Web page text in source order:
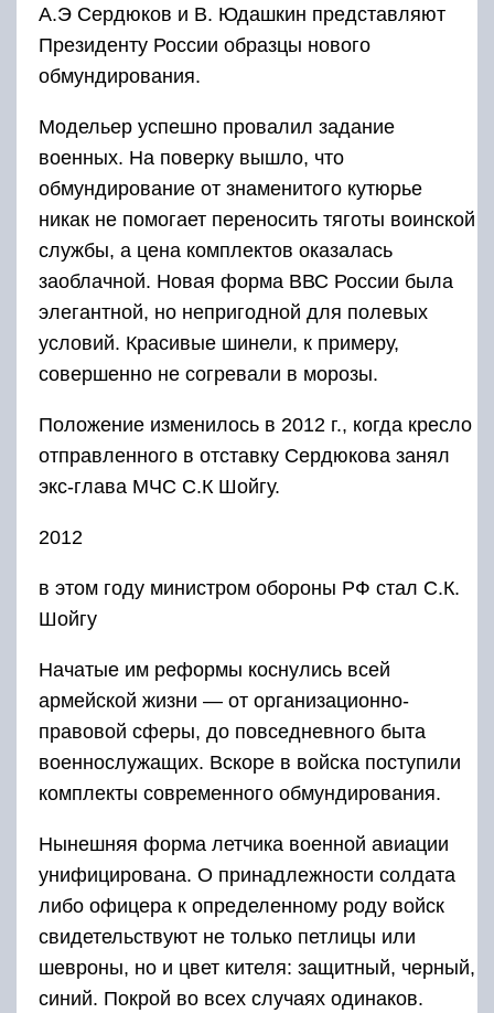
А.Э Сердюков и В. Юдашкин представляют
Президенту России образцы нового
обмундирования.
Модельер успешно провалил задание
военных. На поверку вышло, что
обмундирование от знаменитого кутюрье
никак не помогает переносить тяготы воинской
службы, а цена комплектов оказалась
заоблачной. Новая форма ВВС России была
элегантной, но непригодной для полевых
условий. Красивые шинели, к примеру,
совершенно не согревали в морозы.
Положение изменилось в 2012 г., когда кресло
отправленного в отставку Сердюкова занял
экс-глава МЧС С.К Шойгу.
2012
в этом году министром обороны РФ стал С.К.
Шойгу
Начатые им реформы коснулись всей
армейской жизни — от организационно-
правовой сферы, до повседневного быта
военнослужащих. Вскоре в войска поступили
комплекты современного обмундирования.
Нынешняя форма летчика военной авиации
унифицирована. О принадлежности солдата
либо офицера к определенному роду войск
свидетельствуют не только петлицы или
шевроны, но и цвет кителя: защитный, черный,
синий. Покрой во всех случаях одинаков.